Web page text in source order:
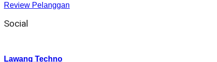
Review Pelanggan
Social
Lawang Techno